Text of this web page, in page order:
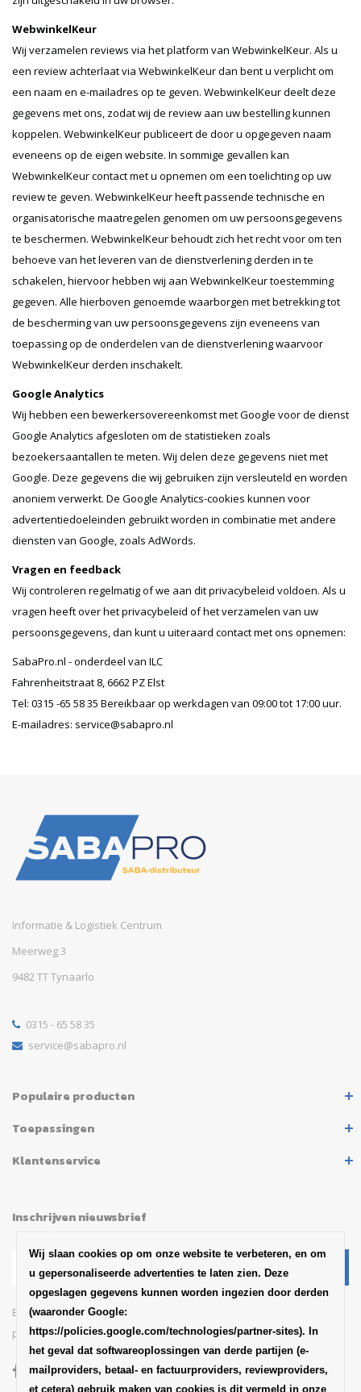
WebwinkelKeur
Wij verzamelen reviews via het platform van WebwinkelKeur. Als u
een review achterlaat via WebwinkelKeur dan bent u verplicht om
een naam en e-mailadres op te geven. WebwinkelKeur deelt deze
gegevens met ons, zodat wij de review aan uw bestelling kunnen
koppelen. WebwinkelKeur publiceert de door u opgegeven naam
eveneens op de eigen website. In sommige gevallen kan
WebwinkelKeur contact met u opnemen om een toelichting op uw
review te geven. WebwinkelKeur heeft passende technische en
organisatorische maatregelen genomen om uw persoonsgegevens
te beschermen. WebwinkelKeur behoudt zich het recht voor om ten
behoeve van het leveren van de dienstverlening derden in te
schakelen, hiervoor hebben wij aan WebwinkelKeur toestemming
gegeven. Alle hierboven genoemde waarborgen met betrekking tot
de bescherming van uw persoonsgegevens zijn eveneens van
toepassing op de onderdelen van de dienstverlening waarvoor
WebwinkelKeur derden inschakelt.
Google Analytics
Wij hebben een bewerkersovereenkomst met Google voor de dienst
Google Analytics afgesloten om de statistieken zoals
bezoekersaantallen te meten. Wij delen deze gegevens niet met
Google. Deze gegevens die wij gebruiken zijn versleuteld en worden
anoniem verwerkt. De Google Analytics-cookies kunnen voor
advertentiedoeleinden gebruikt worden in combinatie met andere
diensten van Google, zoals AdWords.
Vragen en feedback
Wij controleren regelmatig of we aan dit privacybeleid voldoen. Als u
vragen heeft over het privacybeleid of het verzamelen van uw
persoonsgegevens, dan kunt u uiteraard contact met ons opnemen:
SabaPro.nl - onderdeel van ILC
Fahrenheitstraat 8, 6662 PZ Elst
Tel: 0315 -65 58 35 Bereikbaar op werkdagen van 09:00 tot 17:00 uur.
E-mailadres: service@sabapro.nl
Informatie & Logistiek Centrum
Meerweg 3
9482 TT Tynaarlo
0315 - 65 58 35
service@sabapro.nl
Populaire producten
Toepassingen
Klantenservice
Inschrijven nieuwsbrief
Blijf op de hoogte van het
productaankondigingen en updates van SABA
Wij slaan cookies op om onze website te verbeteren, en om
u gepersonaliseerde advertenties te laten zien. Deze
opgeslagen gegevens kunnen worden ingezien door derden
(waaronder Google:
https://policies.google.com/technologies/partner-sites). In
het geval dat softwareoplossingen van derde partijen (e-
mailproviders, betaal- en factuurproviders, reviewproviders,
et cetera) gebruik maken van cookies is dit vermeld in onze